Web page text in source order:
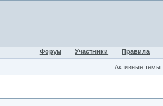
Форум Участники Правила
Активные темы